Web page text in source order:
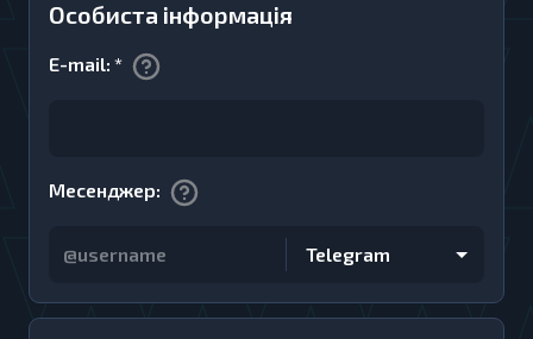
Особиста інформація
E-mail: *
Месенджер:
Telegram